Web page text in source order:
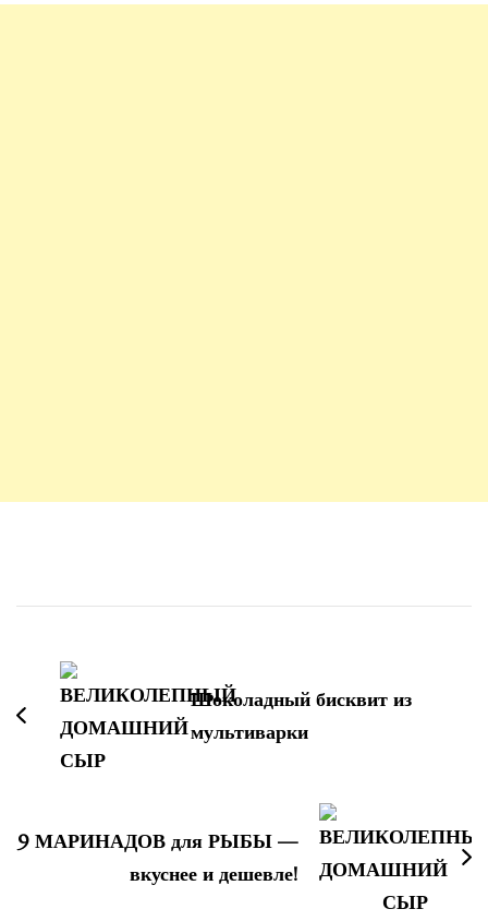
записям
Шоколадный бисквит из
мультиварки
9 МАРИНАДОВ для РЫБЫ —
вкуснее и дешевле!